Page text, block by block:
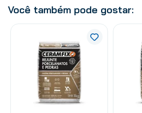
Você também pode gostar: